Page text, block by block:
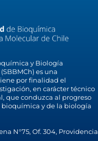
y Biología
es una
por finalidad el
en carácter técnico
que conduzca al progreso
y de la biología
N°75, Of. 304, Providencia